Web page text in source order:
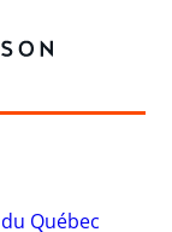
Québec